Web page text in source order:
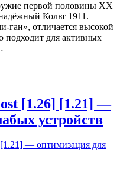
первой половины XX
Кольт 1911.
ган», отличается высокой
подходит для активных
[1.26] [1.21] —
устройств